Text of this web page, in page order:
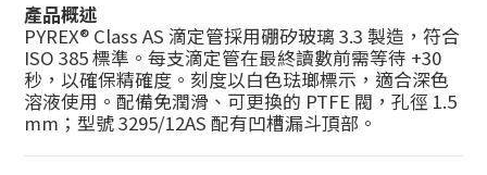
產品概述
PYREX® Class AS 滴定管採用硼矽玻璃 3.3 製造，符合
ISO 385 標準。每支滴定管在最終讀數前需等待 +30
秒，以確保精確度。刻度以白色琺瑯標示，適合深色
溶液使用。配備免潤滑、可更換的 PTFE 閥，孔徑 1.5
mm；型號 3295/12AS 配有凹槽漏斗頂部。